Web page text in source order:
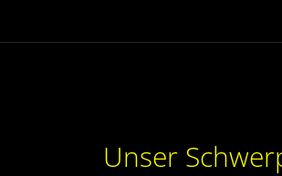
Unser